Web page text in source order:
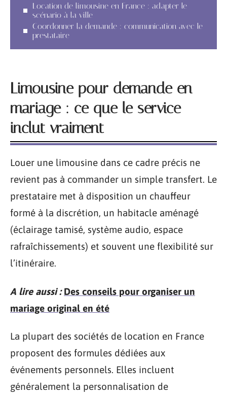
Location de limousine en France : adapter le
scénario à la ville
Coordonner la demande : communication avec le
prestataire
Limousine pour demande en
mariage : ce que le service
inclut vraiment
Louer une limousine dans ce cadre précis ne
revient pas à commander un simple transfert. Le
prestataire met à disposition un chauffeur
formé à la discrétion, un habitacle aménagé
(éclairage tamisé, système audio, espace
rafraîchissements) et souvent une flexibilité sur
l’itinéraire.
A lire aussi : Des conseils pour organiser un
mariage original en été
La plupart des sociétés de location en France
proposent des formules dédiées aux
événements personnels. Elles incluent
généralement la personnalisation de